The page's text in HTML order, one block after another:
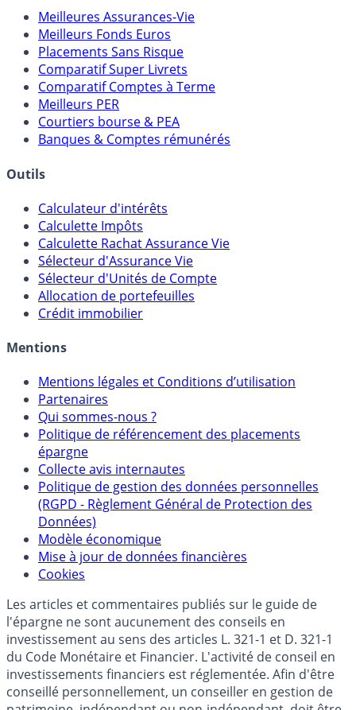
Comparatifs
Meilleures Assurances-Vie
Meilleurs Fonds Euros
Placements Sans Risque
Comparatif Super Livrets
Comparatif Comptes à Terme
Meilleurs PER
Banques & Comptes rémunérés
Outils
Calculateur d'intérêts
Calculette Impôts
Calculette Rachat Assurance Vie
Sélecteur d'Assurance Vie
Sélecteur d'Unités de Compte
Crédit immobilier
Mentions
Mentions légales et Conditions d’utilisation
Partenaires
Qui sommes-nous ?
Politique de référencement des placements
épargne
Collecte avis internautes
Politique de gestion des données personnelles
(RGPD - Règlement Général de Protection des
Données)
Modèle économique
Cookies
Les articles et commentaires publiés sur le guide de
l'épargne ne sont aucunement des conseils en
investissement au sens des articles L. 321-1 et D. 321-1
du Code Monétaire et Financier. L'activité de conseil en
investissements financiers est réglementée. Afin d'être